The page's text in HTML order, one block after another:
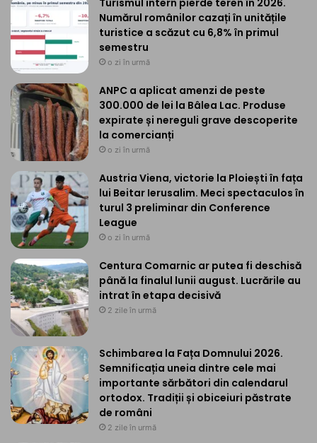
Turismul intern pierde teren în 2026.
Numărul românilor cazați în unitățile
turistice a scăzut cu 6,8% în primul
semestru
o zi în urmă
ANPC a aplicat amenzi de peste
300.000 de lei la Bâlea Lac. Produse
expirate și nereguli grave descoperite
la comercianți
o zi în urmă
Austria Viena, victorie la Ploiești în fața
lui Beitar Ierusalim. Meci spectaculos în
turul 3 preliminar din Conference
League
o zi în urmă
Centura Comarnic ar putea fi deschisă
până la finalul lunii august. Lucrările au
intrat în etapa decisivă
2 zile în urmă
Schimbarea la Fața Domnului 2026.
Semnificația uneia dintre cele mai
importante sărbători din calendarul
ortodox. Tradiții și obiceiuri păstrate
de români
2 zile în urmă